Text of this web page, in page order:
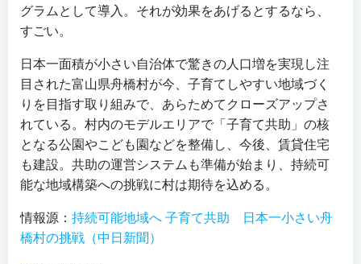
グラムとして導入。それが効果をあげるとするなら、
すごい。
日本一面積が小さい自治体で驚きの人口増を実現し注
目された富山県舟橋村が今、子育てしやすい地域づく
りを目指す取り組みで、あらためてクローズアップさ
れている。村内のモデルエリアで「子育て共助」の核
となる公園やこども園などを整備し、今後、賃貸住宅
も建設。共助の運営システムも準備が始まり、持続可
能な地域構築への挑戦に村は期待を込める。
情報源： 持続可能地域へ 子育て共助 日本一小さい舟
橋村の挑戦（中日新聞）